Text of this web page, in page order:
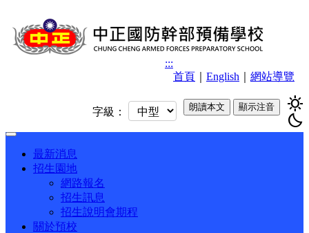
首頁 English 網站導覽
:::
sunny
bedtime
朗讀本文 顯示注音
字級：
Toggle
navigation最新消息
招生園地
網路報名
招生訊息
招生說明會期程
關於預校